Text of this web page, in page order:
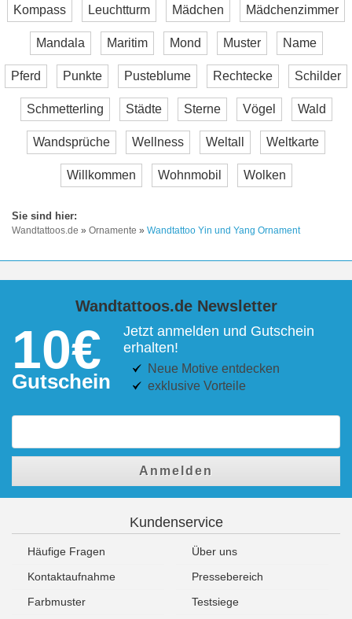
Kompass Leuchtturm Mädchen Mädchenzimmer
Mandala Maritim Mond Muster Name
Pferd Punkte Pusteblume Rechtecke Schilder
Schmetterling Städte Sterne Vögel Wald
Wandsprüche Wellness Weltall Weltkarte
Willkommen Wohnmobil Wolken
Wandtattoos.de » Ornamente » Wandtattoo Yin und Yang Ornament
Wandtattoos.de Newsletter
10€
Gutschein
Jetzt anmelden und Gutschein
erhalten!
Neue Motive entdecken
exklusive Vorteile
Anmelden
Kundenservice
Häufige Fragen
Über uns
Kontaktaufnahme
Pressebereich
Farbmuster
Testsiege